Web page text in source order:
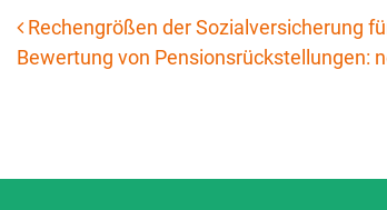
Beitrags-Navigation
Rechengrößen der Sozialversicherung
Bewertung von Pensionsrückstellungen: